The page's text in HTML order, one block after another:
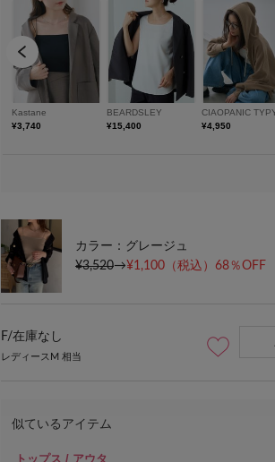
カラー：グレージュ
¥3,520→¥1,100 （税込）68％OFF
F/在庫なし
レディースM 相当